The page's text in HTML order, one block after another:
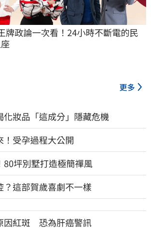
牌政論一次看！24小時不斷電的民
更多
化妝品「這成分」隱藏危機
！受孕過程大公開
80坪別墅打造極簡禪風
？這部賀歲喜劇不一樣
因紅斑 恐為肝癌警訊